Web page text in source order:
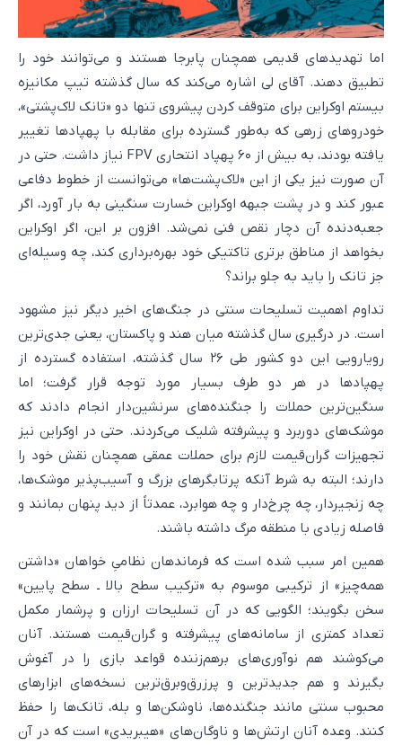
اما تهدیدهای قدیمی همچنان پابرجا هستند و می‌توانند خود را
تطبیق دهند. آقای لی اشاره می‌کند که سال گذشته تیپ مکانیزه
بیستم اوکراین برای متوقف کردن پیشروی تنها دو «تانک لاک‌پشتی»،
خودروهای زرهی که به‌طور گسترده برای مقابله با پهپادها تغییر
یافته بودند، به بیش از ۶۰ پهپاد انتحاری FPV نیاز داشت. حتی در
آن صورت نیز یکی از این «لاک‌پشت‌ها» می‌توانست از خطوط دفاعی
عبور کند و در پشت جبهه اوکراین خسارت سنگینی به بار آورد، اگر
جعبه‌دنده آن دچار نقص فنی نمی‌شد. افزون بر این، اگر اوکراین
بخواهد از مناطق برتری تاکتیکی خود بهره‌برداری کند، چه وسیله‌ای
جز تانک را باید به جلو براند؟
تداوم اهمیت تسلیحات سنتی در جنگ‌های اخیر دیگر نیز مشهود
است. در درگیری سال گذشته میان هند و پاکستان، یعنی جدی‌ترین
رویارویی این دو کشور طی ۲۶ سال گذشته، استفاده گسترده از
پهپادها در هر دو طرف بسیار مورد توجه قرار گرفت؛ اما
سنگین‌ترین حملات را جنگنده‌های سرنشین‌دار انجام دادند که
موشک‌های دوربرد و پیشرفته شلیک می‌کردند. حتی در اوکراین نیز
تجهیزات گران‌قیمت لازم برای حملات عمقی همچنان نقش خود را
دارند؛ البته به شرط آنکه پرتابگرهای بزرگ و آسیب‌پذیر موشک‌ها،
چه زنجیردار، چه چرخ‌دار و چه هوابرد، عمدتاً از دید پنهان بمانند و
فاصله زیادی با منطقه مرگ داشته باشند.
همین امر سبب شده است که فرماندهان نظامیِ خواهان «داشتن
همه‌چیز» از ترکیبی موسوم به «ترکیب سطح بالا ـ سطح پایین»
سخن بگویند؛ الگویی که در آن تسلیحات ارزان و پرشمار مکمل
تعداد کمتری از سامانه‌های پیشرفته و گران‌قیمت هستند. آنان
می‌کوشند هم نوآوری‌های برهم‌زننده قواعد بازی را در آغوش
بگیرند و هم جدیدترین و پرزرق‌وبرق‌ترین نسخه‌های ابزارهای
محبوب سنتی مانند جنگنده‌ها، ناوشکن‌ها و بله، تانک‌ها را حفظ
کنند. وعده آنان ارتش‌ها و ناوگان‌های «هیبریدی» است که در آن